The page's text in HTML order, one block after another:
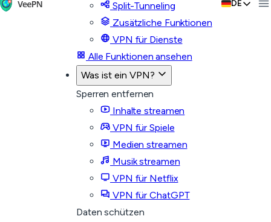
Split-Tunneling
Zusätzliche Funktionen
VPN für Dienste
Alle Funktionen ansehen
Was ist ein VPN?
Sperren entfernen
Inhalte streamen
VPN für Spiele
Medien streamen
Musik streamen
VPN für Netflix
VPN für ChatGPT
Daten schützen
DE